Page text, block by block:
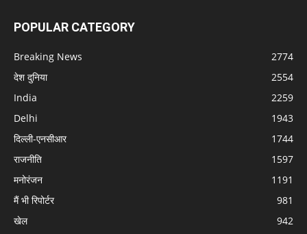
POPULAR CATEGORY
Breaking News
2774
देश दुनिया
2554
India
2259
Delhi
1943
दिल्ली-एनसीआर
1744
राजनीति
1597
मनोरंजन
1191
मैं भी रिपोर्टर
981
खेल
942